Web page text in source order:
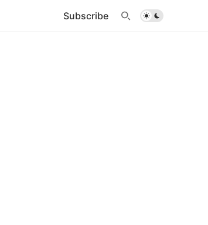
Subscribe